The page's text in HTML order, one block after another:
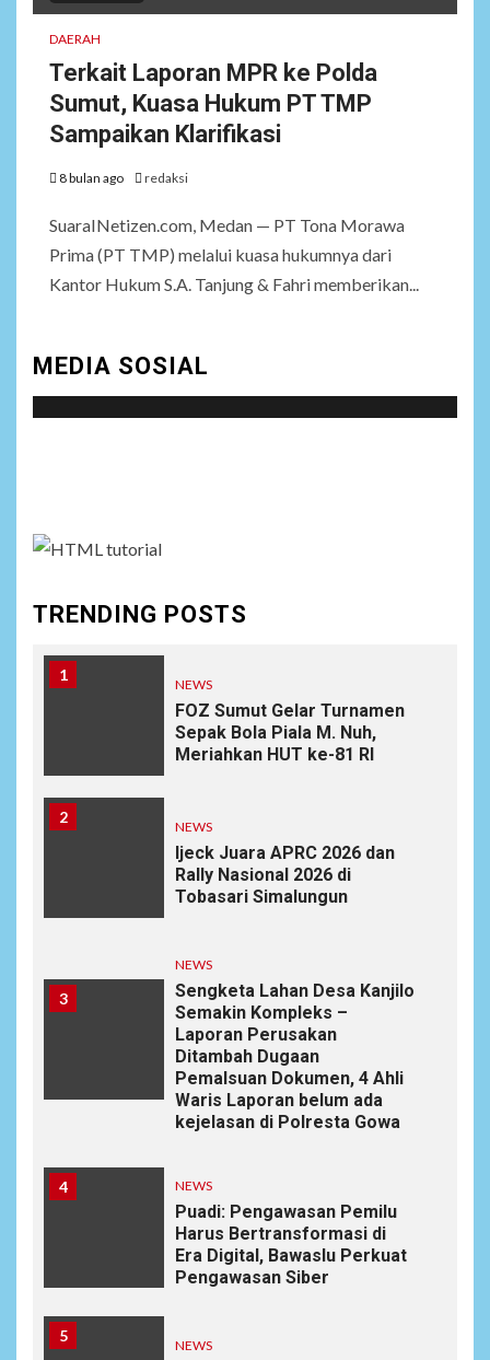
DAERAH
Terkait Laporan MPR ke Polda
Sumut, Kuasa Hukum PT TMP
Sampaikan Klarifikasi
8 bulan ago redaksi
SuaraINetizen.com, Medan — PT Tona Morawa
Prima (PT TMP) melalui kuasa hukumnya dari
Kantor Hukum S.A. Tanjung & Fahri memberikan...
MEDIA SOSIAL
TRENDING POSTS
1
NEWS
FOZ Sumut Gelar Turnamen
Sepak Bola Piala M. Nuh,
Meriahkan HUT ke-81 RI
2
NEWS
Ijeck Juara APRC 2026 dan
Rally Nasional 2026 di
Tobasari Simalungun
3
NEWS
Sengketa Lahan Desa Kanjilo
Semakin Kompleks –
Laporan Perusakan
Ditambah Dugaan
Pemalsuan Dokumen, 4 Ahli
Waris Laporan belum ada
kejelasan di Polresta Gowa
4 NEWS
Puadi: Pengawasan Pemilu
Harus Bertransformasi di
Era Digital, Bawaslu Perkuat
Pengawasan Siber
5
NEWS